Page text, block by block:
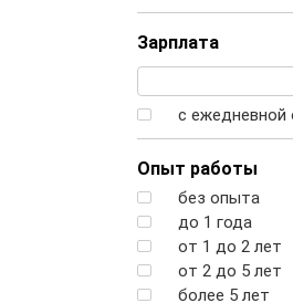
Зарплата
с ежедневной
Опыт работы
без опыта
до 1 года
от 1 до 2 лет
от 2 до 5 лет
более 5 лет